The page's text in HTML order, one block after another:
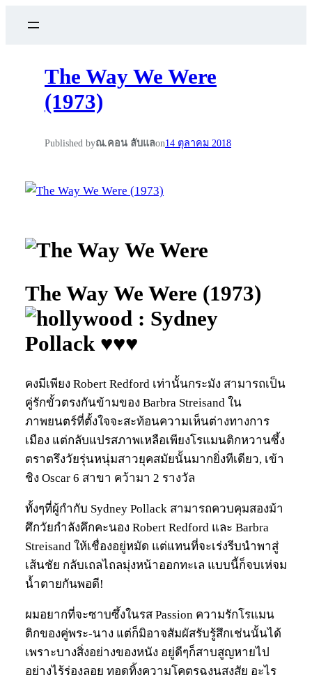
The Way We Were
(1973)
Published byณ.คอน ลับแลon14 ตุลาคม 2018
The Way We Were (1973)
: Sydney
Pollack ♥♥♥
คงมีเพียง Robert Redford เท่านั้นกระมัง สามารถเป็น
คู่รักขั้วตรงกันข้ามของ Barbra Streisand ใน
ภาพยนตร์ที่ตั้งใจจะสะท้อนความเห็นต่างทางการ
เมือง แต่กลับแปรสภาพเหลือเพียงโรแมนติกหวานซึ้ง
ตราตรึงวัยรุ่นหนุ่มสาวยุคสมัยนั้นมากยิ่งทีเดียว, เข้า
ชิง Oscar 6 สาขา คว้ามา 2 รางวัล
ทั้งๆที่ผู้กำกับ Sydney Pollack สามารถควบคุมสองม้า
ศึกวัยกำลังคึกคะนอง Robert Redford และ Barbra
Streisand ให้เชื่องอยู่หมัด แต่แทนที่จะเร่งรีบนำพาสู่
เส้นชัย กลับเถลไถลมุ่งหน้าออกทะเล แบบนี้ก็จบเห่จม
น้ำตายกันพอดี!
ผมอยากที่จะซาบซึ้งในรส Passion ความรักโรแมน
ติกของคู่พระ-นาง แต่ก็มิอาจสัมผัสรับรู้สึกเช่นนั้นได้
เพราะบางสิ่งอย่างของหนัง อยู่ดีๆก็สาบสูญหายไป
อย่างไร้ร่องลอย ทอดทิ้งความโคตรฉงนสงสัย อะไร